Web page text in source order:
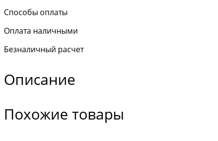
Способы оплаты
Оплата наличными
Безналичный расчет
Описание
Похожие товары